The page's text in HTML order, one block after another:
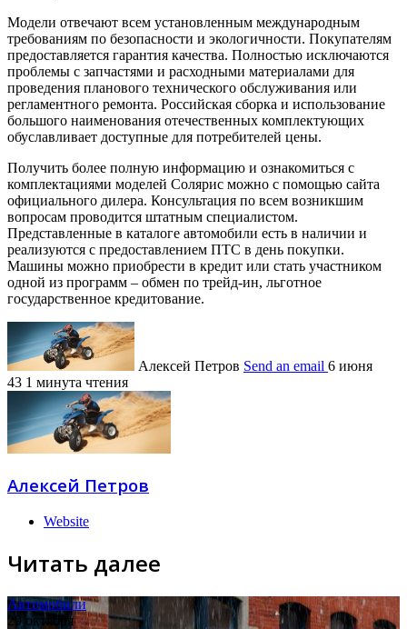
Модели отвечают всем установленным международным
требованиям по безопасности и экологичности. Покупателям
предоставляется гарантия качества. Полностью исключаются
проблемы с запчастями и расходными материалами для
проведения планового технического обслуживания или
регламентного ремонта. Российская сборка и использование
большого наименования отечественных комплектующих
обуславливает доступные для потребителей цены.
Получить более полную информацию и ознакомиться с
комплектациями моделей Солярис можно с помощью сайта
официального дилера. Консультация по всем возникшим
вопросам проводится штатным специалистом.
Представленные в каталоге автомобили есть в наличии и
реализуются с предоставлением ПТС в день покупки.
Машины можно приобрести в кредит или стать участником
одной из программ – обмен по трейд-ин, льготное
государственное кредитование.
Алексей Петров Send an email 6 июня
43 1 минута чтения
Алексей Петров
Website
Читать далее
Автомобили
29 октября